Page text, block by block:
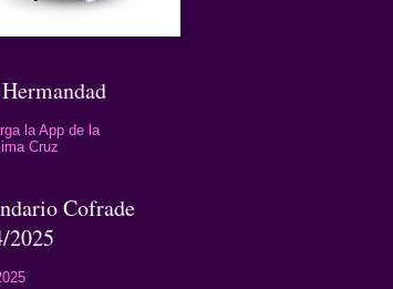
la App de la
Cruz
Cofrade
2025